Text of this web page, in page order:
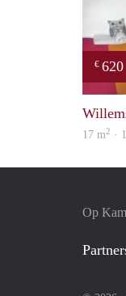
€ 620
17 m2 ·
Op